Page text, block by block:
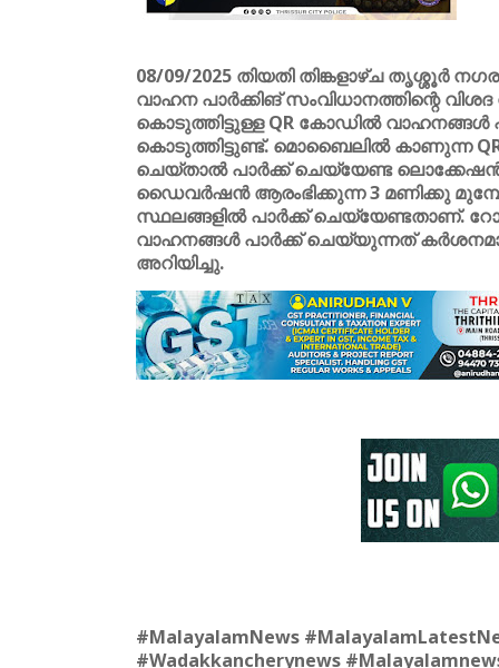
08/09/2025 തിയതി തിങ്കളാഴ്ച തൃശ്ശൂർ
വാഹന പാർക്കിങ് സംവിധാനത്തിന്റെ
കൊടുത്തിട്ടുള്ള QR കോഡിൽ
കൊടുത്തിട്ടുണ്ട്. മൊബൈലിൽ കാണുന്ന
ചെയ്താൽ പാർക്ക് ചെയ്യേണ്ട ലൊക്കേഷൻ
ഡൈവർഷൻ ആരംഭിക്കുന്ന 3 മണിക്കു
സ്ഥലങ്ങളിൽ പാർക്ക് ചെയ്യേണ്ടതാണ്.
വാഹനങ്ങൾ പാർക്ക് ചെയ്യുന്നത്
അറിയിച്ചു.
#MalayalamNews
#Wadakkancherynews